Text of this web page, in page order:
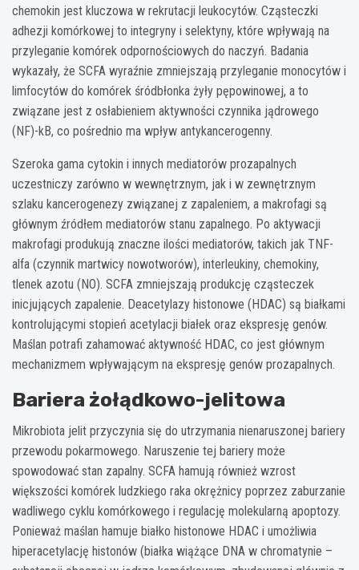
chemokin jest kluczowa w rekrutacji leukocytów. Cząsteczki
adhezji komórkowej to integryny i selektyny, które wpływają na
przyleganie komórek odpornościowych do naczyń. Badania
wykazały, że SCFA wyraźnie zmniejszają przyleganie monocytów i
limfocytów do komórek śródbłonka żyły pępowinowej, a to
związane jest z osłabieniem aktywności czynnika jądrowego
(NF)-kB, co pośrednio ma wpływ antykancerogenny.
Szeroka gama cytokin i innych mediatorów prozapalnych
uczestniczy zarówno w wewnętrznym, jak i w zewnętrznym
szlaku kancerogenezy związanej z zapaleniem, a makrofagi są
głównym źródłem mediatorów stanu zapalnego. Po aktywacji
makrofagi produkują znaczne ilości mediatorów, takich jak TNF-
alfa (czynnik martwicy nowotworów), interleukiny, chemokiny,
tlenek azotu (NO). SCFA zmniejszają produkcję cząsteczek
inicjujących zapalenie. Deacetylazy histonowe (HDAC) są białkami
kontrolującymi stopień acetylacji białek oraz ekspresję genów.
Maślan potrafi zahamować aktywność HDAC, co jest głównym
mechanizmem wpływającym na ekspresję genów prozapalnych.
Bariera żołądkowo-jelitowa
Mikrobiota jelit przyczynia się do utrzymania nienaruszonej bariery
przewodu pokarmowego. Naruszenie tej bariery może
spowodować stan zapalny. SCFA hamują również wzrost
większości komórek ludzkiego raka okrężnicy poprzez zaburzanie
wadliwego cyklu komórkowego i regulację molekularną apoptozy.
Ponieważ maślan hamuje białko histonowe HDAC i umożliwia
hiperacetylację histonów (białka wiążące DNA w chromatynie –